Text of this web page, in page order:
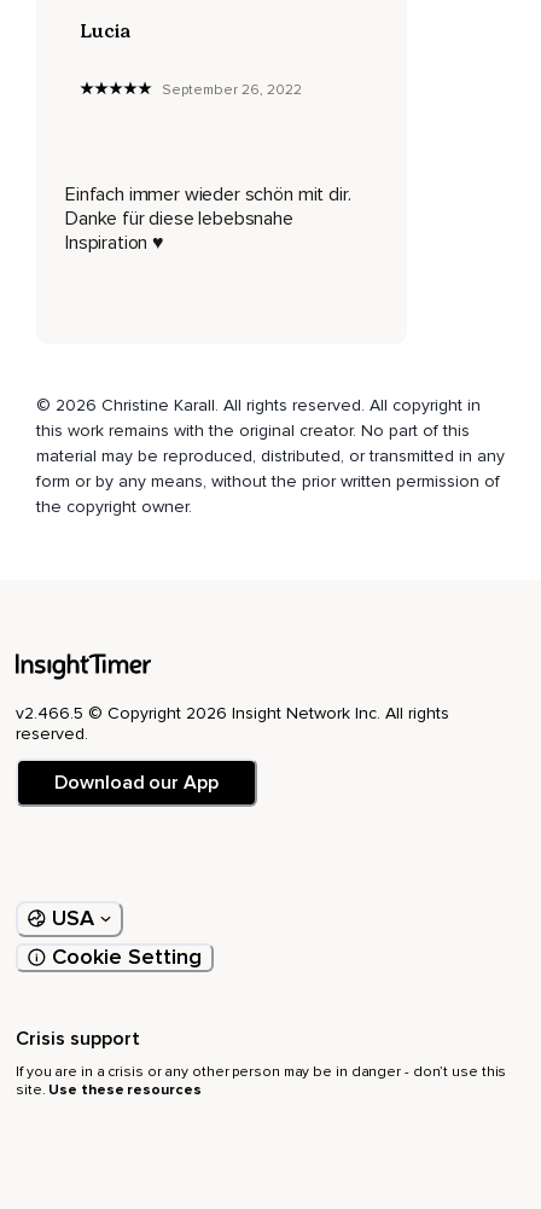
Lucia
September 26, 2022
Einfach immer wieder schön mit dir.
Danke für diese lebebsnahe
Inspiration ♥️
© 2026 Christine Karall. All rights reserved. All copyright in
this work remains with the original creator. No part of this
material may be reproduced, distributed, or transmitted in any
form or by any means, without the prior written permission of
the copyright owner.
v2.466.5 © Copyright 2026 Insight Network Inc. All rights
reserved.
Download our App
USA
Cookie Setting
Crisis support
If you are in a crisis or any other person may be in danger - don’t use this
site. Use these resources